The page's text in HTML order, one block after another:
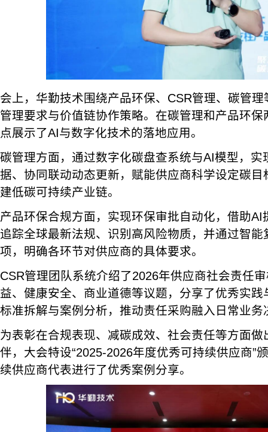
会上，华勤技术围绕产品环保、CSR管理、碳管
管理要求与价值链协作策略。在碳管理和产品环
点展示了AI与数字化技术的落地应用。
碳管理方面，通过数字化碳盘查系统与AI模型，实
据、协同联动动态更新，赋能供应商科学设定碳
建低碳可持续产业链。
产品环保合规方面，实现环保审批自动化，借助AI
追踪全球最新法规、识别高风险物质，并通过智
项，明确各环节对供应商的具体要求。
CSR管理团队系统介绍了2026年供应商社会责任
益、健康安全、商业道德等议题，分享了优秀实
标准拆解与案例分析，推动责任采购融入日常业务
为表彰在合规表现、减碳成效、社会责任等方面
伴，大会特设“2025-2026年度优秀可持续供应商”
续供应商代表进行了优秀案例分享。